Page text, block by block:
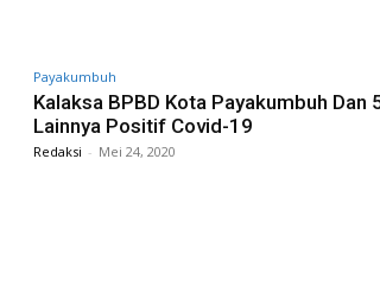
Payakumbuh
Kalaksa BPBD Kota Payakumbuh Dan
Lainnya Positif Covid-19
Redaksi - Mei 24, 2020